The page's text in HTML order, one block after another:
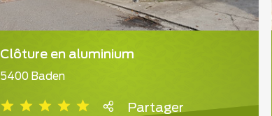
Clôture en aluminium
5400 Baden
Partager